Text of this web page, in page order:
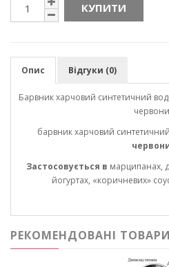
КУПИТИ
Опис Відгуки (0)
Барвник харчовий синтетичний
барвник харчовий
Застосовується в марципанах,
йогуртах, «коричневих»
РЕКОМЕНДОВАНІ ТОВАРИ